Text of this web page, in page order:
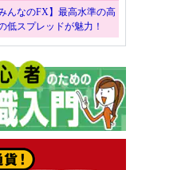
んなのFX】最高水準の高
低スプレッドが魅力！